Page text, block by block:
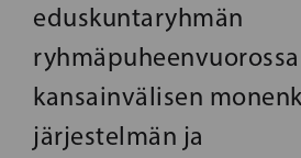
eduskuntaryhmän
ryhmäpuheenvuorossa
kansainvälisen
järjestelmän ja